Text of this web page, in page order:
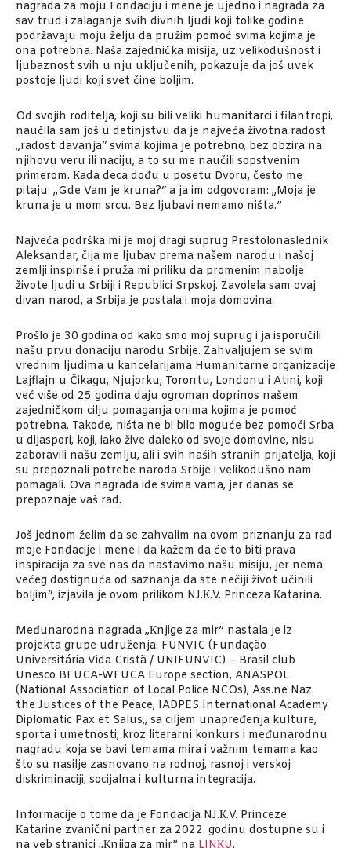
nagrada za moju Fondaciju i mene je ujedno i nagrada za
sav trud i zalaganje svih divnih ljudi koji tolike godine
podržavaju moju želju da pružim pomoć svima kojima je
ona potrebna. Naša zajednička misija, uz velikodušnost i
ljubaznost svih u nju uključenih, pokazuje da još uvek
postoje ljudi koji svet čine boljim.
Od svojih roditelja, koji su bili veliki humanitarci i filantropi,
naučila sam još u detinjstvu da je najveća životna radost
„radost davanja“ svima kojima je potrebno, bez obzira na
njihovu veru ili naciju, a to su me naučili sopstvenim
primerom. Кada deca dođu u posetu Dvoru, često me
pitaju: „Gde Vam je kruna?“ a ja im odgovoram: „Moja je
kruna je u mom srcu. Bez ljubavi nemamo ništa.”
Najveća podrška mi je moj dragi suprug Prestolonaslednik
Aleksandar, čija me ljubav prema našem narodu i našoj
zemlji inspiriše i pruža mi priliku da promenim nabolje
živote ljudi u Srbiji i Republici Srpskoj. Zavolela sam ovaj
divan narod, a Srbija je postala i moja domovina.
Prošlo je 30 godina od kako smo moj suprug i ja isporučili
našu prvu donaciju narodu Srbije. Zahvaljujem se svim
vrednim ljudima u kancelarijama Humanitarne organizacije
Lajflajn u Čikagu, Njujorku, Torontu, Londonu i Atini, koji
već više od 25 godina daju ogroman doprinos našem
zajedničkom cilju pomaganja onima kojima je pomoć
potrebna. Takođe, ništa ne bi bilo moguće bez pomoći Srba
u dijaspori, koji, iako žive daleko od svoje domovine, nisu
zaboravili našu zemlju, ali i svih naših stranih prijatelja, koji
su prepoznali potrebe naroda Srbije i velikodušno nam
pomagali. Ova nagrada ide svima vama, jer danas se
prepoznaje vaš rad.
Još jednom želim da se zahvalim na ovom priznanju za rad
moje Fondacije i mene i da kažem da će to biti prava
inspiracija za sve nas da nastavimo našu misiju, jer nema
većeg dostignuća od saznanja da ste nečiji život učinili
boljim“, izjavila je ovom prilikom NJ.К.V. Princeza Кatarina.
Međunarodna nagrada „Кnjige za mir” nastala je iz
projekta grupe udruženja: FUNVIC (Fundação
Universitária Vida Cristã / UNIFUNVIC) – Brasil club
Unesco BFUCA-WFUCA Europe section, ANASPOL
(National Association of Local Police NCOs), Ass.ne Naz.
the Justices of the Peace, IADPES International Academy
Diplomatic Pax et Salus,, sa ciljem unapređenja kulture,
sporta i umetnosti, kroz literarni konkurs i međunarodnu
nagradu koja se bavi temama mira i važnim temama kao
što su nasilje zasnovano na rodnoj, rasnoj i verskoj
diskriminaciji, socijalna i kulturna integracija.
Informacije o tome da je Fondacija NJ.К.V. Princeze
Кatarine zvanični partner za 2022. godinu dostupne su i
na veb stranici „Кnjiga za mir” na LINКU.